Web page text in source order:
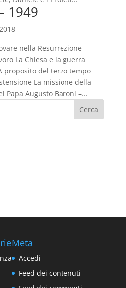
1949
nella Resurrezione
La Chiesa e la guerra
proposito del terzo tempo
La missione della
Papa Augusto Baroni –...
Meta
Accedi
Feed dei contenuti